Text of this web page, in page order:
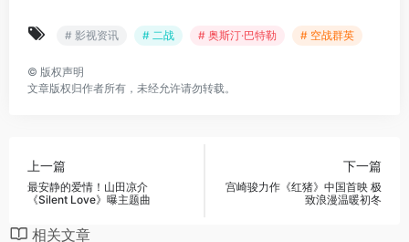
# 影视资讯 # 二战 # 奥斯汀·巴特勒 # 空战群英
© 版权声明
文章版权归作者所有，未经允许请勿转载。
上一篇
最安静的爱情！山田凉介
《Silent Love》曝主题曲
下一篇
宫崎骏力作《红猪》中国首映 极
致浪漫温暖初冬
相关文章